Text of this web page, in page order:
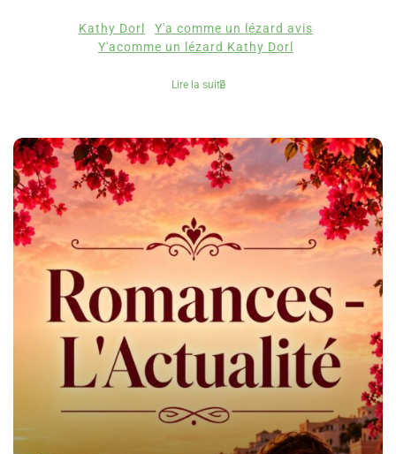
Kathy Dorl
Y'a comme un lézard avis
Y'acomme un lézard Kathy Dorl
Lire la suite